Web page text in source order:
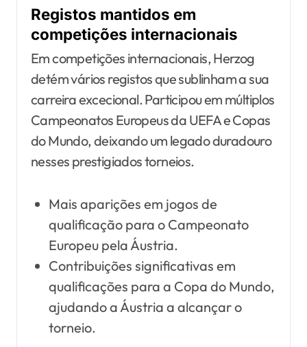
Registos mantidos em
competições internacionais
Em competições internacionais, Herzog
detém vários registos que sublinham a sua
carreira excecional. Participou em múltiplos
Campeonatos Europeus da UEFA e Copas
do Mundo, deixando um legado duradouro
nesses prestigiados torneios.
Mais aparições em jogos de
qualificação para o Campeonato
Europeu pela Áustria.
Contribuições significativas em
qualificações para a Copa do Mundo,
ajudando a Áustria a alcançar o
torneio.